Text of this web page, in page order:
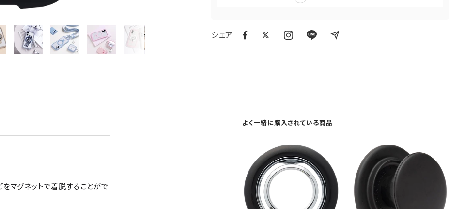
す
す
シェア
マグネットで着脱することがで
よく一緒に購入されている商品